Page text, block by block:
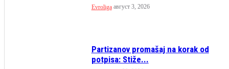
Evroliga август 3, 2026
Partizanov promašaj na korak od
potpisa: Stiže...